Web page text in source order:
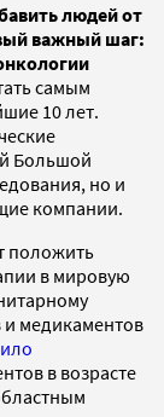
людей от
важный шаг:
самым
10 лет.
Большой
но и
компании.
положить
в мировую
и медикаментов
в возрасте